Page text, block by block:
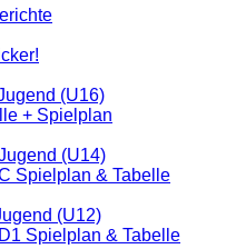
(U16)
+ Spielplan
(U14)
Spielplan & Tabelle
(U12)
Spielplan & Tabelle